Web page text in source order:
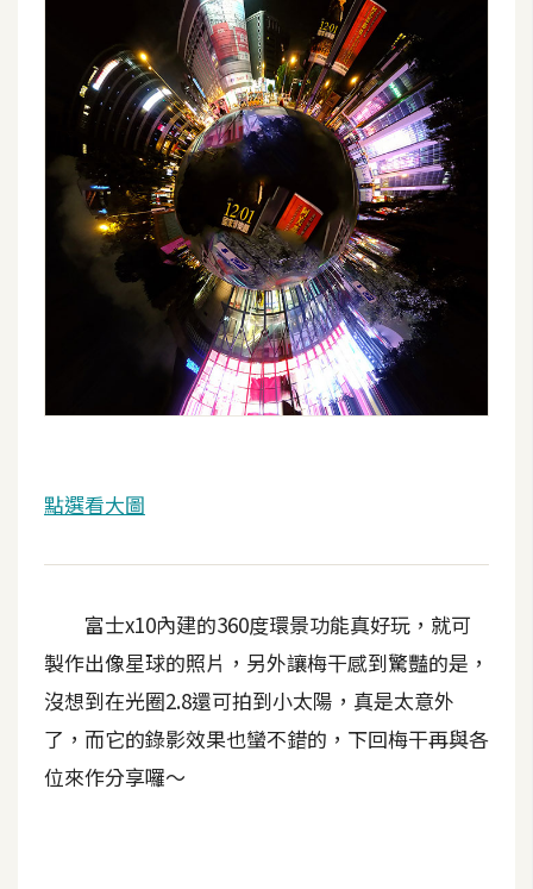
點選看大圖
富士x10內建的360度環景功能真好玩，就可
製作出像星球的照片，另外讓梅干感到驚豔的是，
沒想到在光圈2.8還可拍到小太陽，真是太意外
了，而它的錄影效果也蠻不錯的，下回梅干再與各
位來作分享囉～